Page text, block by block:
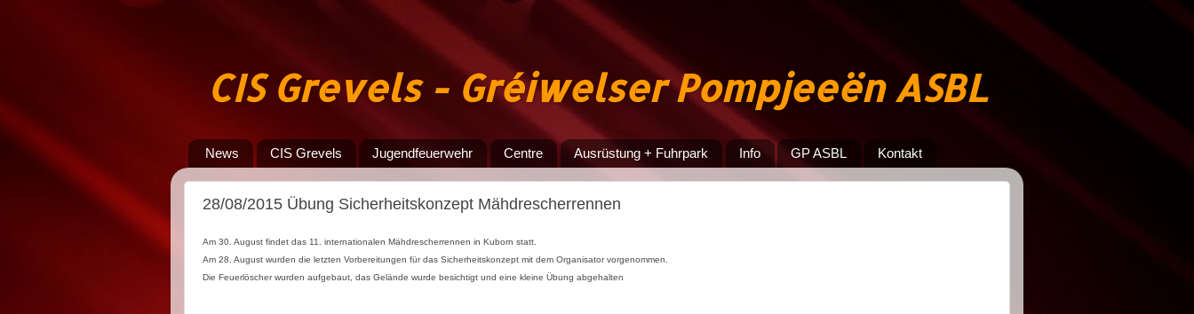
CIS Grevels - Gréiwelser Pompjeeën ASBL
News CIS Grevels Jugendfeuerwehr Centre Ausrüstung + Fuhrpark Info GP ASBL Kontakt
28/08/2015 Übung Sicherheitskonzept Mähdrescherrennen
Am 30. August findet das 11. internationalen Mähdrescherrennen in Kuborn statt.
Am 28. August wurden die letzten Vorbereitungen für das Sicherheitskonzept mit dem Organisator vorgenommen.
Die Feuerlöscher wurden aufgebaut, das Gelände wurde besichtigt und eine kleine Übung abgehalten